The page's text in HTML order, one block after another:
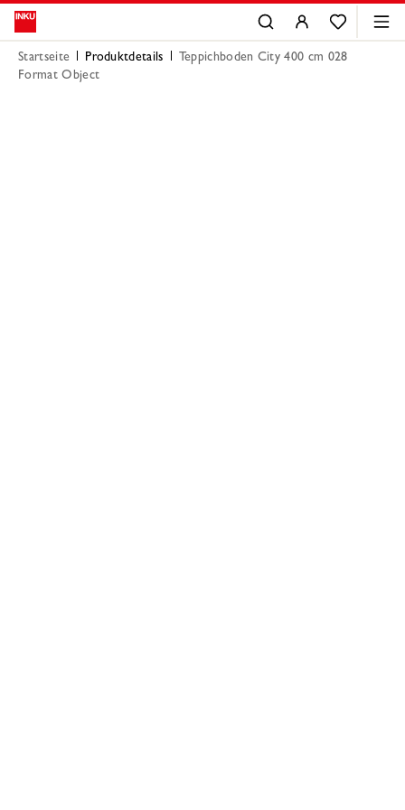
Startseite Produktdetails
Teppichboden City 400 cm 028
Format Object